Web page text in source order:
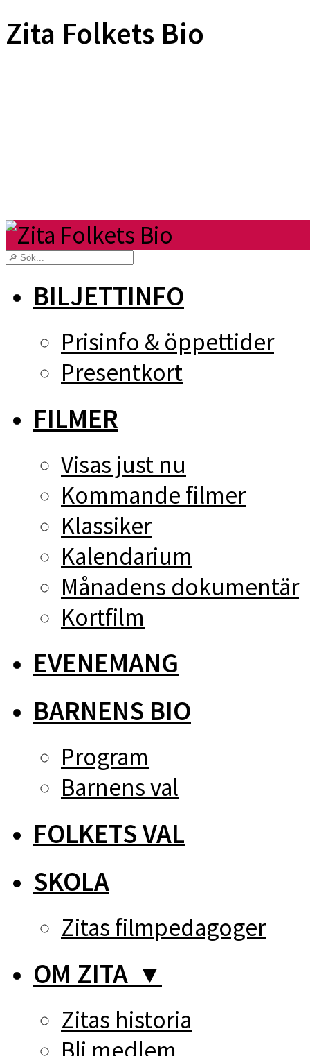
Zita Folkets Bio
BILJETTINFO
Prisinfo & öppettider
Presentkort
FILMER
Visas just nu
Kommande filmer
Klassiker
Kalendarium
Månadens dokumentär
Kortfilm
EVENEMANG
BARNENS BIO
Program
Barnens val
FOLKETS VAL
SKOLA
Zitas filmpedagoger
OM ZITA ▼
Zitas historia